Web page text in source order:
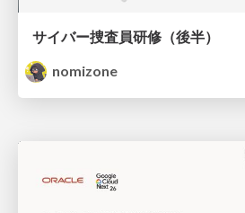
サイバー捜査員研修（後半）
nomizone